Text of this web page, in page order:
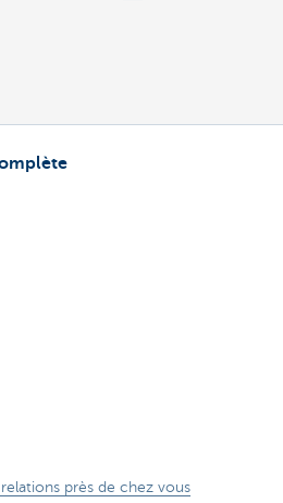
près de chez vous